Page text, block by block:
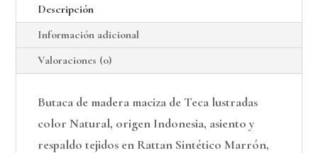
Choco
cantidad
Descripción
Información adicional
Valoraciones (0)
Butaca de madera maciza de Teca lustradas
color Natural, origen Indonesia, asiento y
respaldo tejidos en Rattan Sintético Marrón,